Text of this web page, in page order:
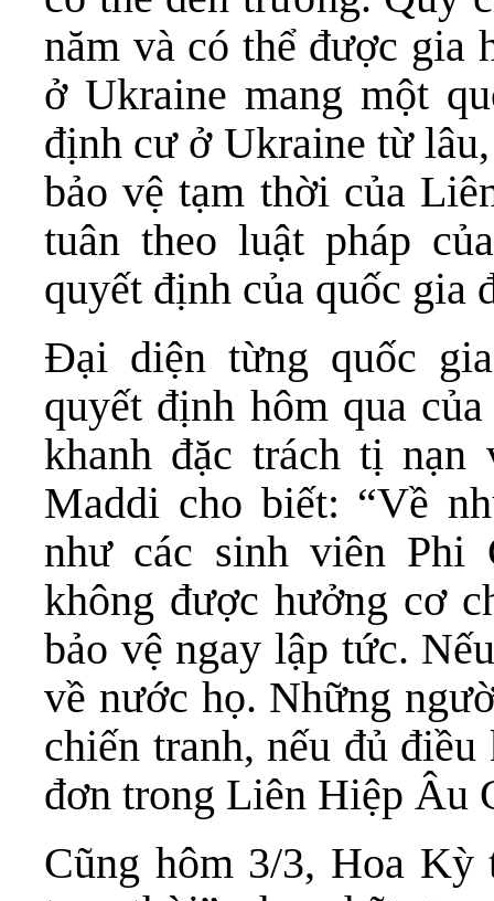
năm và có thể được gia
ở Ukraine mang một
định cư ở Ukraine từ
bảo vệ tạm thời của
tuân theo luật pháp
quyết định của quốc gia
Đại diện từng quốc
quyết định hôm qua
khanh đặc trách tị
Maddi cho biết: “Về
như các sinh viên Phi
không được hưởng cơ
bảo vệ ngay lập tức.
về nước họ. Những
chiến tranh, nếu đủ
đơn trong Liên Hiệp Âu
Cũng hôm 3/3, Hoa Kỳ